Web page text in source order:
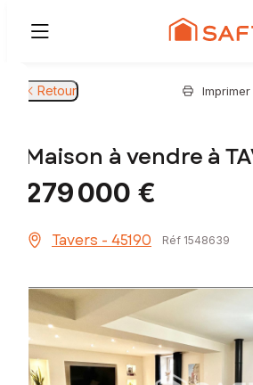
Retour Imprimer
Maison à vendre à
279 000 €
Tavers - 45190 Réf 1548639